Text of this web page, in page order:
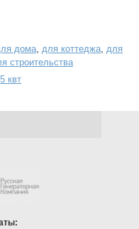
дома для коттеджа для
строительства
квт